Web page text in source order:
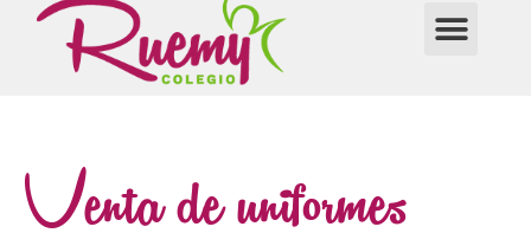
Venta de uniformes